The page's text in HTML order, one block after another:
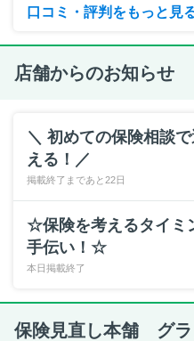
口コミ・評判をもっと見
店舗からのお知らせ
＼ 初めての保険相談
える！／
掲載終了まであと22日
☆保険を考えるタイミ
手伝い！☆
本日掲載終了
保険見直し本舗 グラ